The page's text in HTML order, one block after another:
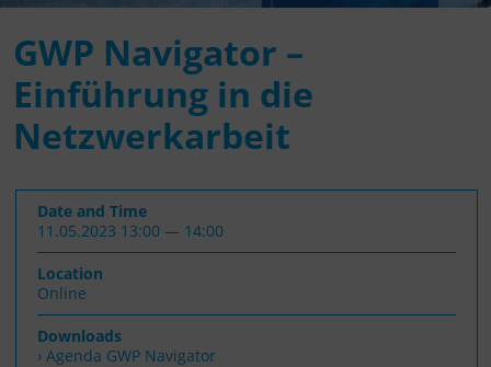
GWP Navigator –
Einführung in die
Netzwerkarbeit
Date and Time
11.05.2023 13:00 — 14:00
Location
Online
Downloads
Agenda GWP Navigator